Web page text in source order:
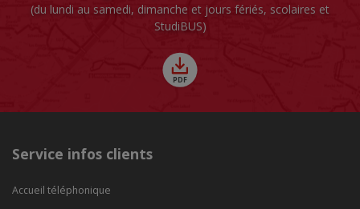
(du lundi au samedi, dimanche et jours fériés, scolaires et
StudiBUS)
Service infos clients
Accueil téléphonique